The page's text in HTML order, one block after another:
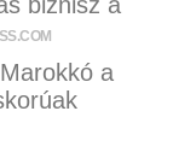
biznisz a
a